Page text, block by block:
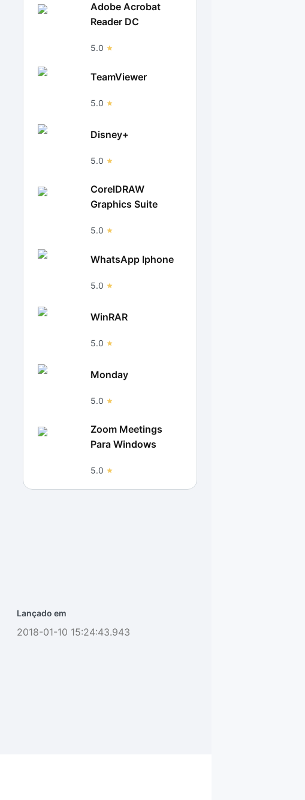
Adobe Acrobat
Reader DC
5.0
TeamViewer
5.0
Disney+
5.0
CorelDRAW
Graphics Suite
5.0
WhatsApp Iphone
5.0
WinRAR
5.0
Monday
5.0
Zoom Meetings
Para Windows
5.0
Lançado em
2018-01-10 15:24:43.943